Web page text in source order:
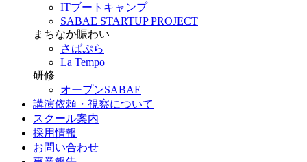
ITブートキャンプ
SABAE STARTUP PROJECT
まちなか賑わい
さばぷら
La Tempo
研修
オープンSABAE
講演依頼・視察について
スクール案内
採用情報
お問い合わせ